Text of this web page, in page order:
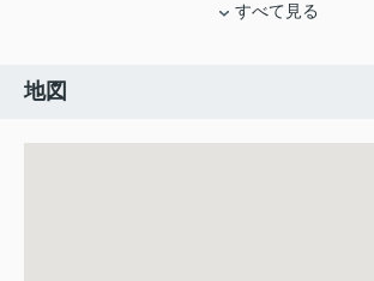
すべて見る
地図